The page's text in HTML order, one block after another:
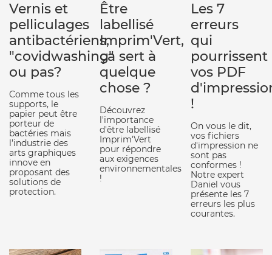
Vernis et
pelliculages
antibactériens,
"covidwashing"
ou pas?
Comme tous les
supports, le
papier peut être
porteur de
bactéries mais
l’industrie des
arts graphiques
innove en
proposant des
solutions de
protection.
Être
labellisé
Imprim'Vert,
ça sert à
quelque
chose ?
Découvrez
l'importance
d'être labellisé
Imprim'Vert
pour répondre
aux exigences
environnementales
!
Les 7
erreurs
qui
pourrissent
vos PDF
!
On vous le dit,
vos fichiers
d'impression ne
sont pas
conformes !
Notre expert
Daniel vous
présente les 7
erreurs les plus
courantes.